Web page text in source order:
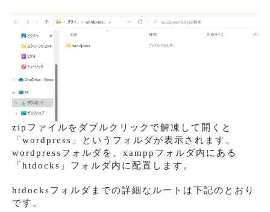
zipファイルをダブルクリックで解凍して開くと
「wordpress」というフォルダが表示されます。
wordpressフォルダを、xamppフォルダ内にある
「htdocks」フォルダ内に配置します。
htdocksフォルダまでの詳細なルートは下記のとおり
です。